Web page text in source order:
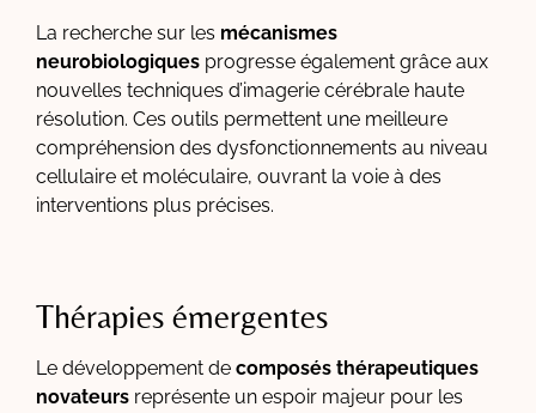
La recherche sur les mécanismes
neurobiologiques progresse également grâce aux
nouvelles techniques d’imagerie cérébrale haute
résolution. Ces outils permettent une meilleure
compréhension des dysfonctionnements au niveau
cellulaire et moléculaire, ouvrant la voie à des
interventions plus précises.
Thérapies émergentes
Le développement de composés thérapeutiques
novateurs représente un espoir majeur pour les